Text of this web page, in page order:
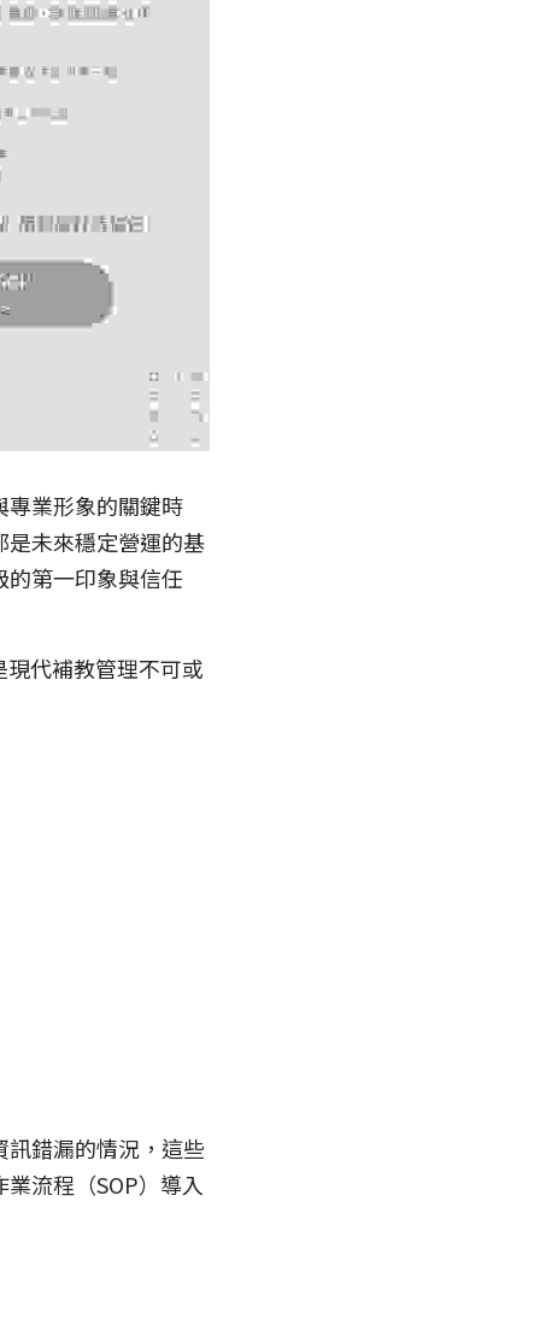
專業形象的關鍵時
未來穩定營運的基
第一印象與信任
代補教管理不可或
錯漏的情況，這些
流程（SOP）導入